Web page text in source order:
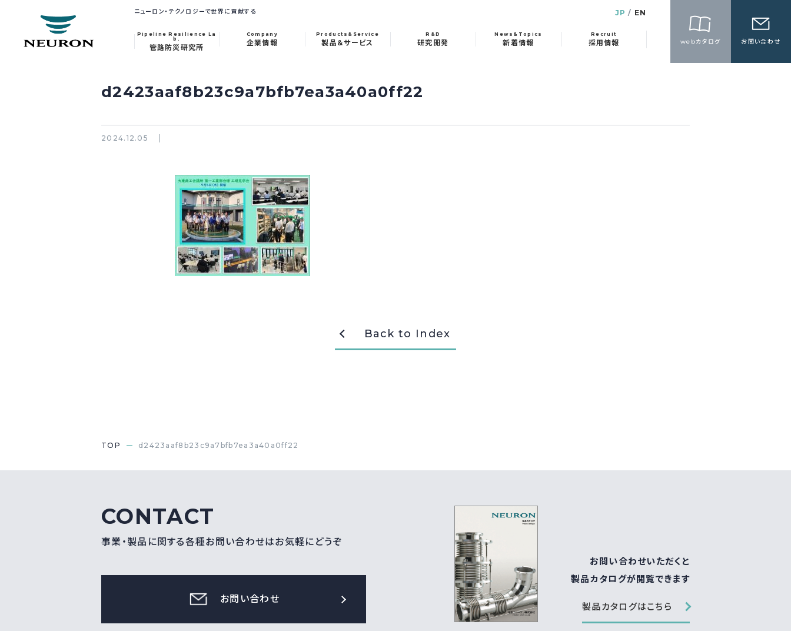
ニューロン・テクノロジーで世界に貢献する JP EN
Pipeline Resilience La
b.
管路防災研究所
Company
企業情報
Products&Service
製品＆サービス
R&D
研究開発
News&Topics
新着情報
Recruit
採用情報 webカタログ お問い合わせ
d2423aaf8b23c9a7bfb7ea3a40a0ff22
2024.12.05
Back to Index
TOP d2423aaf8b23c9a7bfb7ea3a40a0ff22
CONTACT
事業・製品に関する各種お問い合わせはお気軽にどうぞ
お問い合わせ
お問い合わせいただくと
製品カタログが閲覧できます
製品カタログはこちら